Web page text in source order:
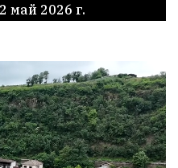
май 2026 г.